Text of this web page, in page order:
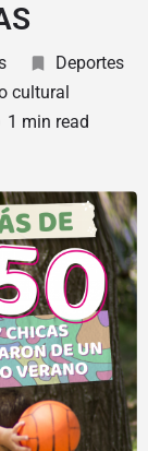
Deportes
cultural
1 min read